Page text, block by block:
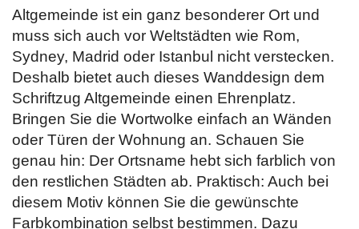
Altgemeinde ist ein ganz besonderer Ort und
muss sich auch vor Weltstädten wie Rom,
Sydney, Madrid oder Istanbul nicht verstecken.
Deshalb bietet auch dieses Wanddesign dem
Schriftzug Altgemeinde einen Ehrenplatz.
Bringen Sie die Wortwolke einfach an Wänden
oder Türen der Wohnung an. Schauen Sie
genau hin: Der Ortsname hebt sich farblich von
den restlichen Städten ab. Praktisch: Auch bei
diesem Motiv können Sie die gewünschte
Farbkombination selbst bestimmen. Dazu